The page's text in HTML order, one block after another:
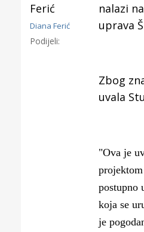
Diana Ferić
Podijeli:
nalazi
uprava
Zbog
uvala
"Ova je
postupno
koja se
je